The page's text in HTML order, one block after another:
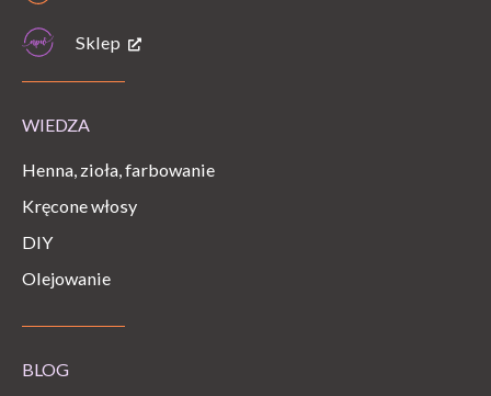
Sklep
WIEDZA
Henna, zioła, farbowanie
Kręcone włosy
DIY
Olejowanie
BLOG